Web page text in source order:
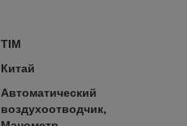
TIM
Китай
Автоматический
воздухоотводчик,